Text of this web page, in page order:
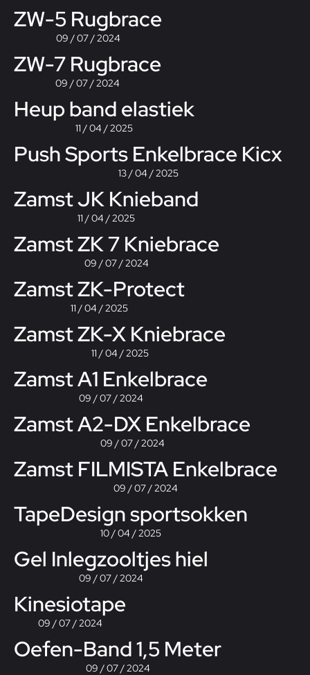
ZW-5 Rugbrace
09 / 07 / 2024
ZW-7 Rugbrace
09 / 07 / 2024
Heup band elastiek
11 / 04 / 2025
Push Sports Enkelbrace Kicx
13 / 04 / 2025
Zamst JK Knieband
11 / 04 / 2025
Zamst ZK 7 Kniebrace
09 / 07 / 2024
Zamst ZK-Protect
11 / 04 / 2025
Zamst ZK-X Kniebrace
11 / 04 / 2025
Zamst A1 Enkelbrace
09 / 07 / 2024
Zamst A2-DX Enkelbrace
09 / 07 / 2024
Zamst FILMISTA Enkelbrace
09 / 07 / 2024
TapeDesign sportsokken
10 / 04 / 2025
Gel Inlegzooltjes hiel
09 / 07 / 2024
Kinesiotape
09 / 07 / 2024
Oefen-Band 1,5 Meter
09 / 07 / 2024